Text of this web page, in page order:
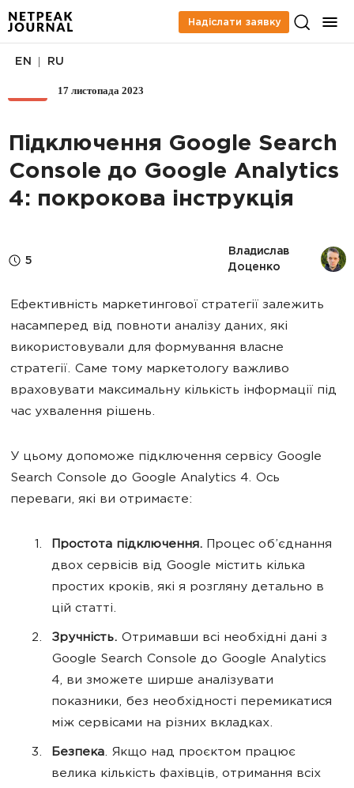
Надіслати заявку
17 листопада 2023
EN RU
Підключення Google Search
Console до Google Analytics
4: покрокова інструкція
5
Владислав
Доценко
Ефективність маркетингової стратегії залежить
насамперед від повноти аналізу даних, які
використовували для формування власне
стратегії. Саме тому маркетологу важливо
враховувати максимальну кількість інформації під
час ухвалення рішень.
У цьому допоможе підключення сервісу Google
Search Console до Google Analytics 4. Ось
переваги, які ви отримаєте:
Простота підключення. Процес об’єднання
двох сервісів від Google містить кілька
простих кроків, які я розгляну детально в
цій статті.
Зручність. Отримавши всі необхідні дані з
Google Search Console до Google Analytics
4, ви зможете ширше аналізувати
показники, без необхідності перемикатися
між сервісами на різних вкладках.
Безпека. Якщо над проєктом працює
велика кількість фахівців, отримання всіх